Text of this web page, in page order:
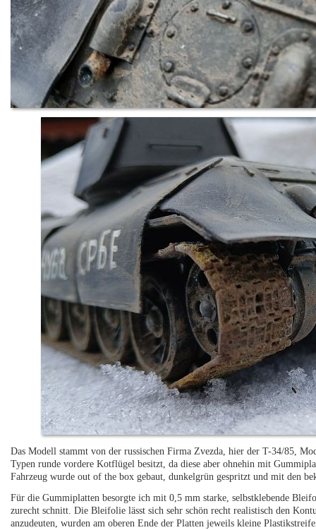
Das Modell stammt von der russischen Firma Zvezda, hier der T-34/85,
Typen runde vordere Kotflügel besitzt, da diese aber ohnehin mit
Fahrzeug wurde out of the box gebaut, dunkelgrün gespritzt und mit den
Für die Gummiplatten besorgte ich mit 0,5 mm starke, selbstklebende
zurecht schnitt. Die Bleifolie lässt sich sehr schön recht realistisch den
anzudeuten, wurden am oberen Ende der Platten jeweils kleine